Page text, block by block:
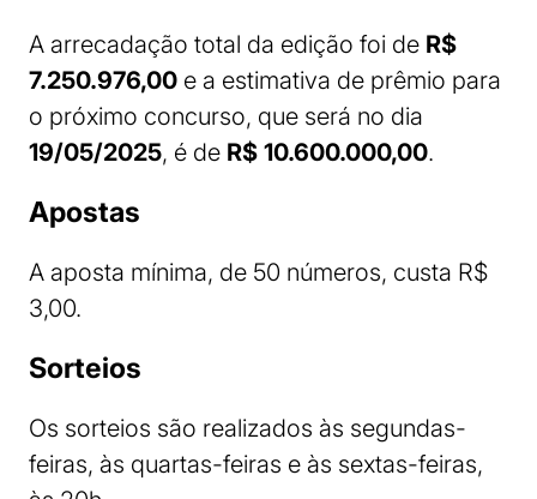
A arrecadação total da edição foi de R$
7.250.976,00 e a estimativa de prêmio para
o próximo concurso, que será no dia
19/05/2025, é de R$ 10.600.000,00.
Apostas
A aposta mínima, de 50 números, custa R$
3,00.
Sorteios
Os sorteios são realizados às segundas-
feiras, às quartas-feiras e às sextas-feiras,